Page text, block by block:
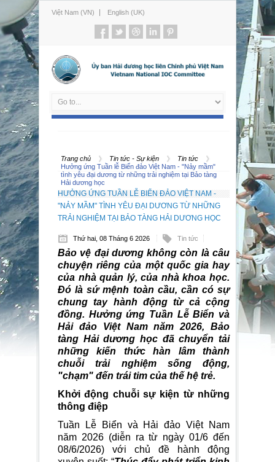
Việt Nam (VN) English (UK)
Trang chủ Tin tức - Sự kiện
Tin tức
Hưởng ứng Tuần lễ Biển đảo Việt Nam - "Nảy mầm"
tình yêu đại dương từ những trải nghiệm tại Bảo tàng
Hải dương học
HƯỞNG ỨNG TUẦN LỄ BIỂN ĐẢO VIỆT NAM -
"NẢY MẦM" TÌNH YÊU ĐẠI DƯƠNG TỪ NHỮNG
TRẢI NGHIỆM TẠI BẢO TÀNG HẢI DƯƠNG HỌC
Thứ hai, 08 Tháng 6 2026 Tin tức
Bảo vệ đại dương không còn là câu
chuyện riêng của một quốc gia hay
của nhà quản lý, của nhà khoa học.
Đó là sứ mệnh toàn cầu, cần có sự
chung tay hành động từ cả cộng
đồng. Hưởng ứng Tuần Lễ Biển và
Hải đảo Việt Nam năm 2026, Bảo
tàng Hải dương học đã chuyển tải
những kiến thức hàn lâm thành
chuỗi trải nghiệm sống động,
"chạm" đến trái tim của thế hệ trẻ.
Khởi động chuỗi sự kiện từ những
thông điệp
Tuần Lễ Biển và Hải đảo Việt Nam
năm 2026 (diễn ra từ ngày 01/6 đến
08/6/2026) với chủ đề hành động